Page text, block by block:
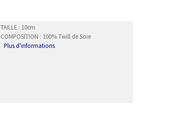
TAILLE : 10cm
COMPOSITION : 100% Twill de Soie
Plus d'informations